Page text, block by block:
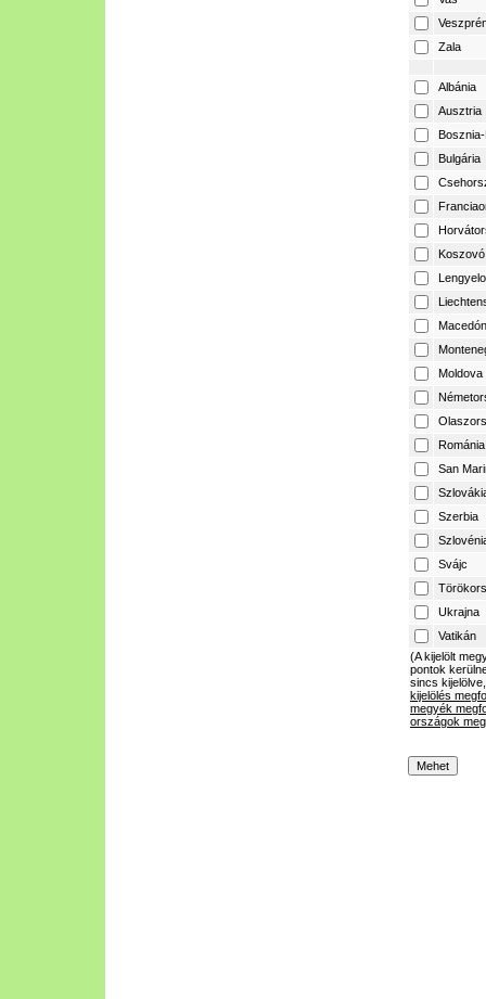
Zala
Albánia
Ausztria
Bulgária
Koszovó
Moldova
Románia
San
Szerbia
Svájc
Ukrajna
Vatikán
(A kijelölt
pontok
sincs
kijelölés
megyék
országok